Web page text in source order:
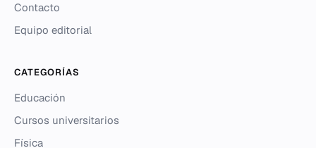
Contacto
Equipo editorial
CATEGORÍAS
Educación
Cursos universitarios
Física